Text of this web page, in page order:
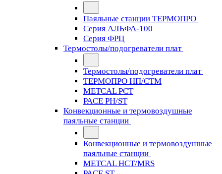
Паяльные станции ТЕРМОПРО
Серия АЛЬФА-100
Серия ФРЦ
Термостолы/подогреватели плат
Термостолы/подогреватели плат
ТЕРМОПРО НП/СТМ
METCAL PCT
PACE PH/ST
Конвекционные и термовоздушные
паяльные станции
Конвекционные и термовоздушные
паяльные станции
METCAL HCT/MRS